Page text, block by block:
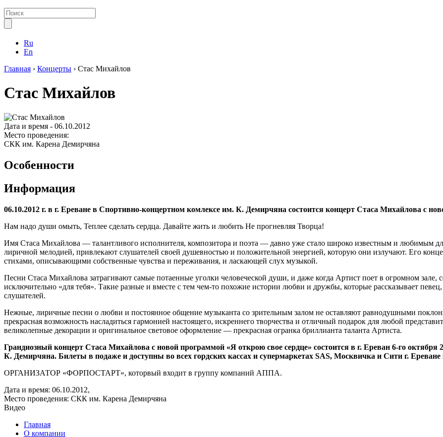
Ru
En
Главная › Концерты › Стас Михайлов
Стас Михайлов
Дата и время - 06.10.2012
Место проведения:
СКК им. Карена Демирчяна
Особенности
Информация
06.10.2012 г. в г. Ереване в Спортивно-концертном комлексе им. К. Демирчяна состоится концерт Стаса
Нам надо души омыть, Теплее сделать сердца. Давайте жить и любить Не прогневляя Творца!
Имя Стаса Михайлова — талантливого исполнителя, композитора и поэта — давно уже стало широко известным и любимым
лиричной мелодией, привлекают слушателей своей душевностью и положительной энергией, которую они излучают. Его
стихами, описывающими собственные чувства и переживания, и ласкающей слух музыкой.
Песни Стаса Михайлова затрагивают самые потаенные уголки человеческой души, и даже когда Артист поет в огромном зале,
исключительно «для тебя». Такие разные и вместе с тем чем-то похожие истории любви и дружбы, которые рассказывает
слушателей.
Нежные, лиричные песни о любви и постоянное общение музыканта со зрительным залом не оставляют равнодушными
прекрасная возможность насладиться гармонией настоящего, искреннего творчества и отличный подарок для любой
великолепные декорации и оригинальное световое оформление — прекрасная огранка бриллианта таланта Артиста.
Грандиозный концерт Стаса Михайлова с новой программой «Я открою свое сердце» состоится в г. Ереван 6-го октября
К. Демирчяна. Билеты в подаже и доступны во всех гордских кассах и супермаркетах SAS, Москвичка и Сити г. Ереване
ОРГАНИЗАТОР «ФОРПОСТАРТ», которвый входит в группу компаний АППА.
Дата и время: 06.10.2012,
Место проведения: СКК им. Карена Демирчяна
Видео
Главная
О компании